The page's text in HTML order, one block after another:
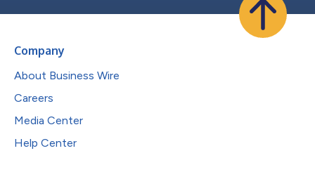
Company
About Business Wire
Careers
Media Center
Help Center